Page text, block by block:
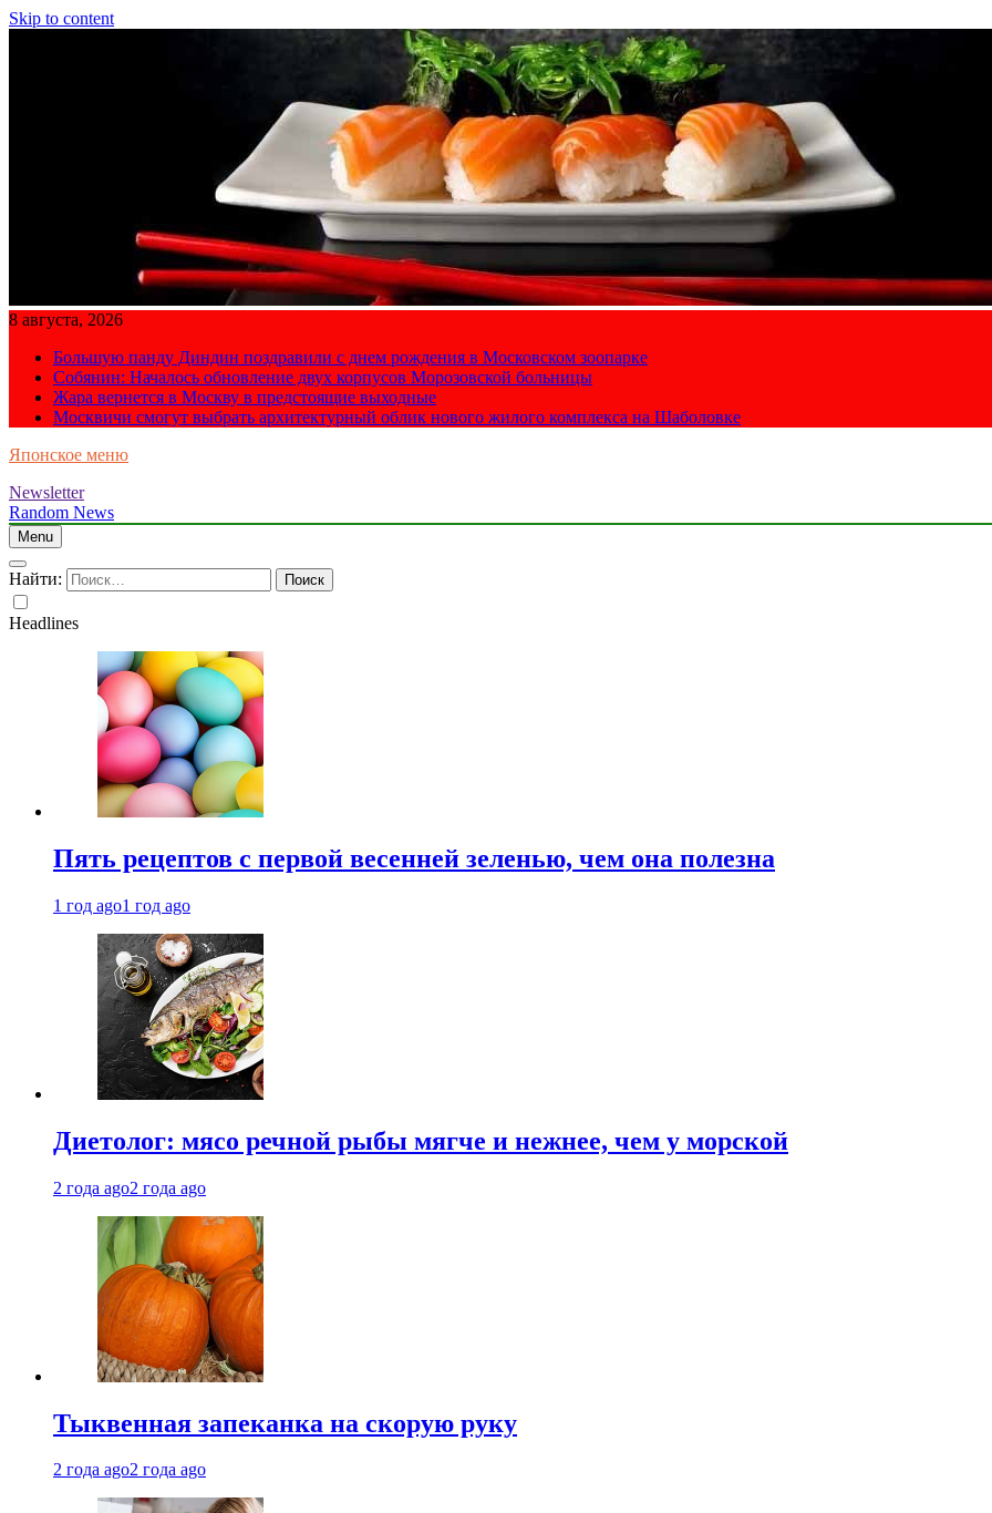
Skip to content
8 августа, 2026
Большую панду Диндин поздравили с днем рождения в Московском зоопарке
Собянин: Началось обновление двух корпусов Морозовской больницы
Жара вернется в Москву в предстоящие выходные
Москвичи смогут выбрать архитектурный облик нового жилого комплекса на Шаболовке
Японское меню
Newsletter
Random News
Menu
Найти:
Headlines
Пять рецептов с первой весенней зеленью, чем она полезна
1 год ago1 год ago
Диетолог: мясо речной рыбы мягче и нежнее, чем у морской
2 года ago2 года ago
Тыквенная запеканка на скорую руку
2 года ago2 года ago